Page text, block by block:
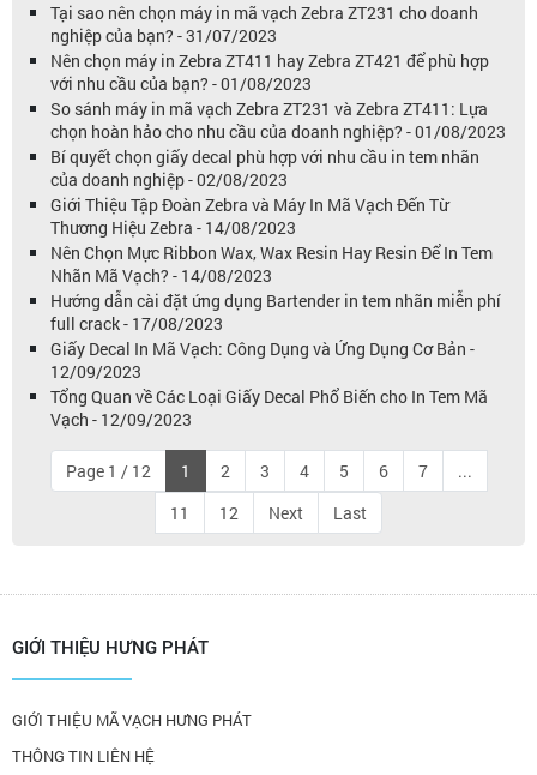
Tại sao nên chọn máy in mã vạch Zebra ZT231 cho doanh
nghiệp của bạn? - 31/07/2023
Nên chọn máy in Zebra ZT411 hay Zebra ZT421 để phù hợp
với nhu cầu của bạn? - 01/08/2023
So sánh máy in mã vạch Zebra ZT231 và Zebra ZT411: Lựa
chọn hoàn hảo cho nhu cầu của doanh nghiệp? - 01/08/2023
Bí quyết chọn giấy decal phù hợp với nhu cầu in tem nhãn
của doanh nghiệp - 02/08/2023
Giới Thiệu Tập Đoàn Zebra và Máy In Mã Vạch Đến Từ
Thương Hiệu Zebra - 14/08/2023
Nên Chọn Mực Ribbon Wax, Wax Resin Hay Resin Để In Tem
Nhãn Mã Vạch? - 14/08/2023
Hướng dẫn cài đặt ứng dụng Bartender in tem nhãn miễn phí
full crack - 17/08/2023
Giấy Decal In Mã Vạch: Công Dụng và Ứng Dụng Cơ Bản -
12/09/2023
Tổng Quan về Các Loại Giấy Decal Phổ Biến cho In Tem Mã
Vạch - 12/09/2023
Page 1 / 12 1 2 3 4 5 6 7
...
11
12 Next Last
GIỚI THIỆU HƯNG PHÁT
GIỚI THIỆU MÃ VẠCH HƯNG PHÁT
THÔNG TIN LIÊN HỆ